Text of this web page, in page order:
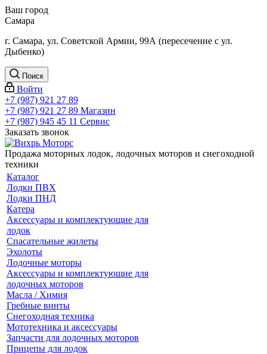
Ваш город
Самара
г. Самара, ул. Советской Армии, 99А (пересечение с ул.
Дыбенко)
Поиск
Войти
+7 (987) 921 27 89
+7 (987) 921 27 89 Магазин
+7 (987) 945 45 11 Сервис
Заказать звонок
Продажа моторных лодок, лодочных моторов и снегоходной
техники
Каталог
Лодки ПВХ
Лодки ПНД
Катера
Аксессуары и комплектующие для
лодок
Спасательные жилеты
Эхолоты
Лодочные моторы
Аксессуары и комплектующие для
лодочных моторов
Масла / Химия
Гребные винты
Снегоходная техника
Мототехника и аксессуары
Запчасти для лодочных моторов
Прицепы для лодок